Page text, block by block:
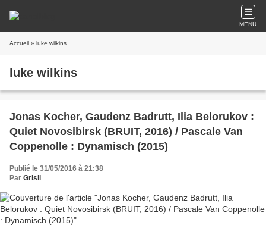
MENU
Accueil » luke wilkins
luke wilkins
Jonas Kocher, Gaudenz Badrutt, Ilia Belorukov :
Quiet Novosibirsk (BRUIT, 2016) / Pascale Van
Coppenolle : Dynamisch (2015)
Publié le 31/05/2016 à 21:38
Par Grisli